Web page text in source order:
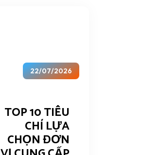
22/07/2026
TOP 10 TIÊU
CHÍ LỰA
CHỌN ĐƠN